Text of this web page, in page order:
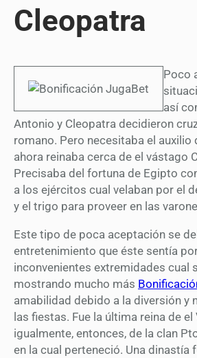
Cleopatra
Poco
así­
Antonio y Cleopatra decidieron
romano. Pero necesitaba el auxilio
ahora reinaba cerca de el vástago
Precisaba del fortuna de Egipto
a los ejércitos cual velaban por el
y el trigo para proveer en las
Este tipo de poca aceptación se
entretenimiento que éste sentía
inconvenientes extremidades cual
mostrando mucho más
amabilidad debido a la diversión y
las fiestas. Fue la última reina de
igualmente, entonces, de la clan
en la cual perteneció. Una dinastía